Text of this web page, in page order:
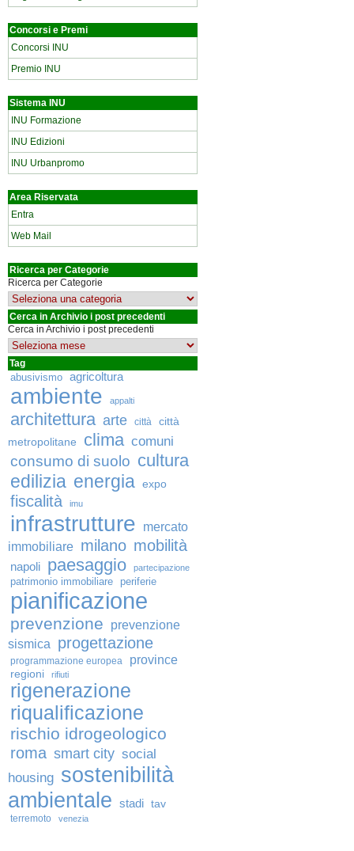
Concorsi e Premi
Concorsi INU
Premio INU
Sistema INU
INU Formazione
INU Edizioni
INU Urbanpromo
Area Riservata
Entra
Web Mail
Ricerca per Categorie
Ricerca per Categorie
Cerca in Archivio i post precedenti
Cerca in Archivio i post precedenti
Tag
abusivismo agricoltura
ambiente appalti
architettura arte città
città
metropolitane
clima comuni
consumo di suolo cultura
edilizia energia expo
fiscalità imu
infrastrutture
mercato
immobiliare milano mobilità
napoli paesaggio partecipazione
patrimonio immobiliare periferie
pianificazione
prevenzione
prevenzione
sismica
progettazione
programmazione europea province
regioni rifiuti
rigenerazione
riqualificazione
rischio idrogeologico
roma smart city social
housing sostenibilità
ambientale stadi tav
terremoto venezia